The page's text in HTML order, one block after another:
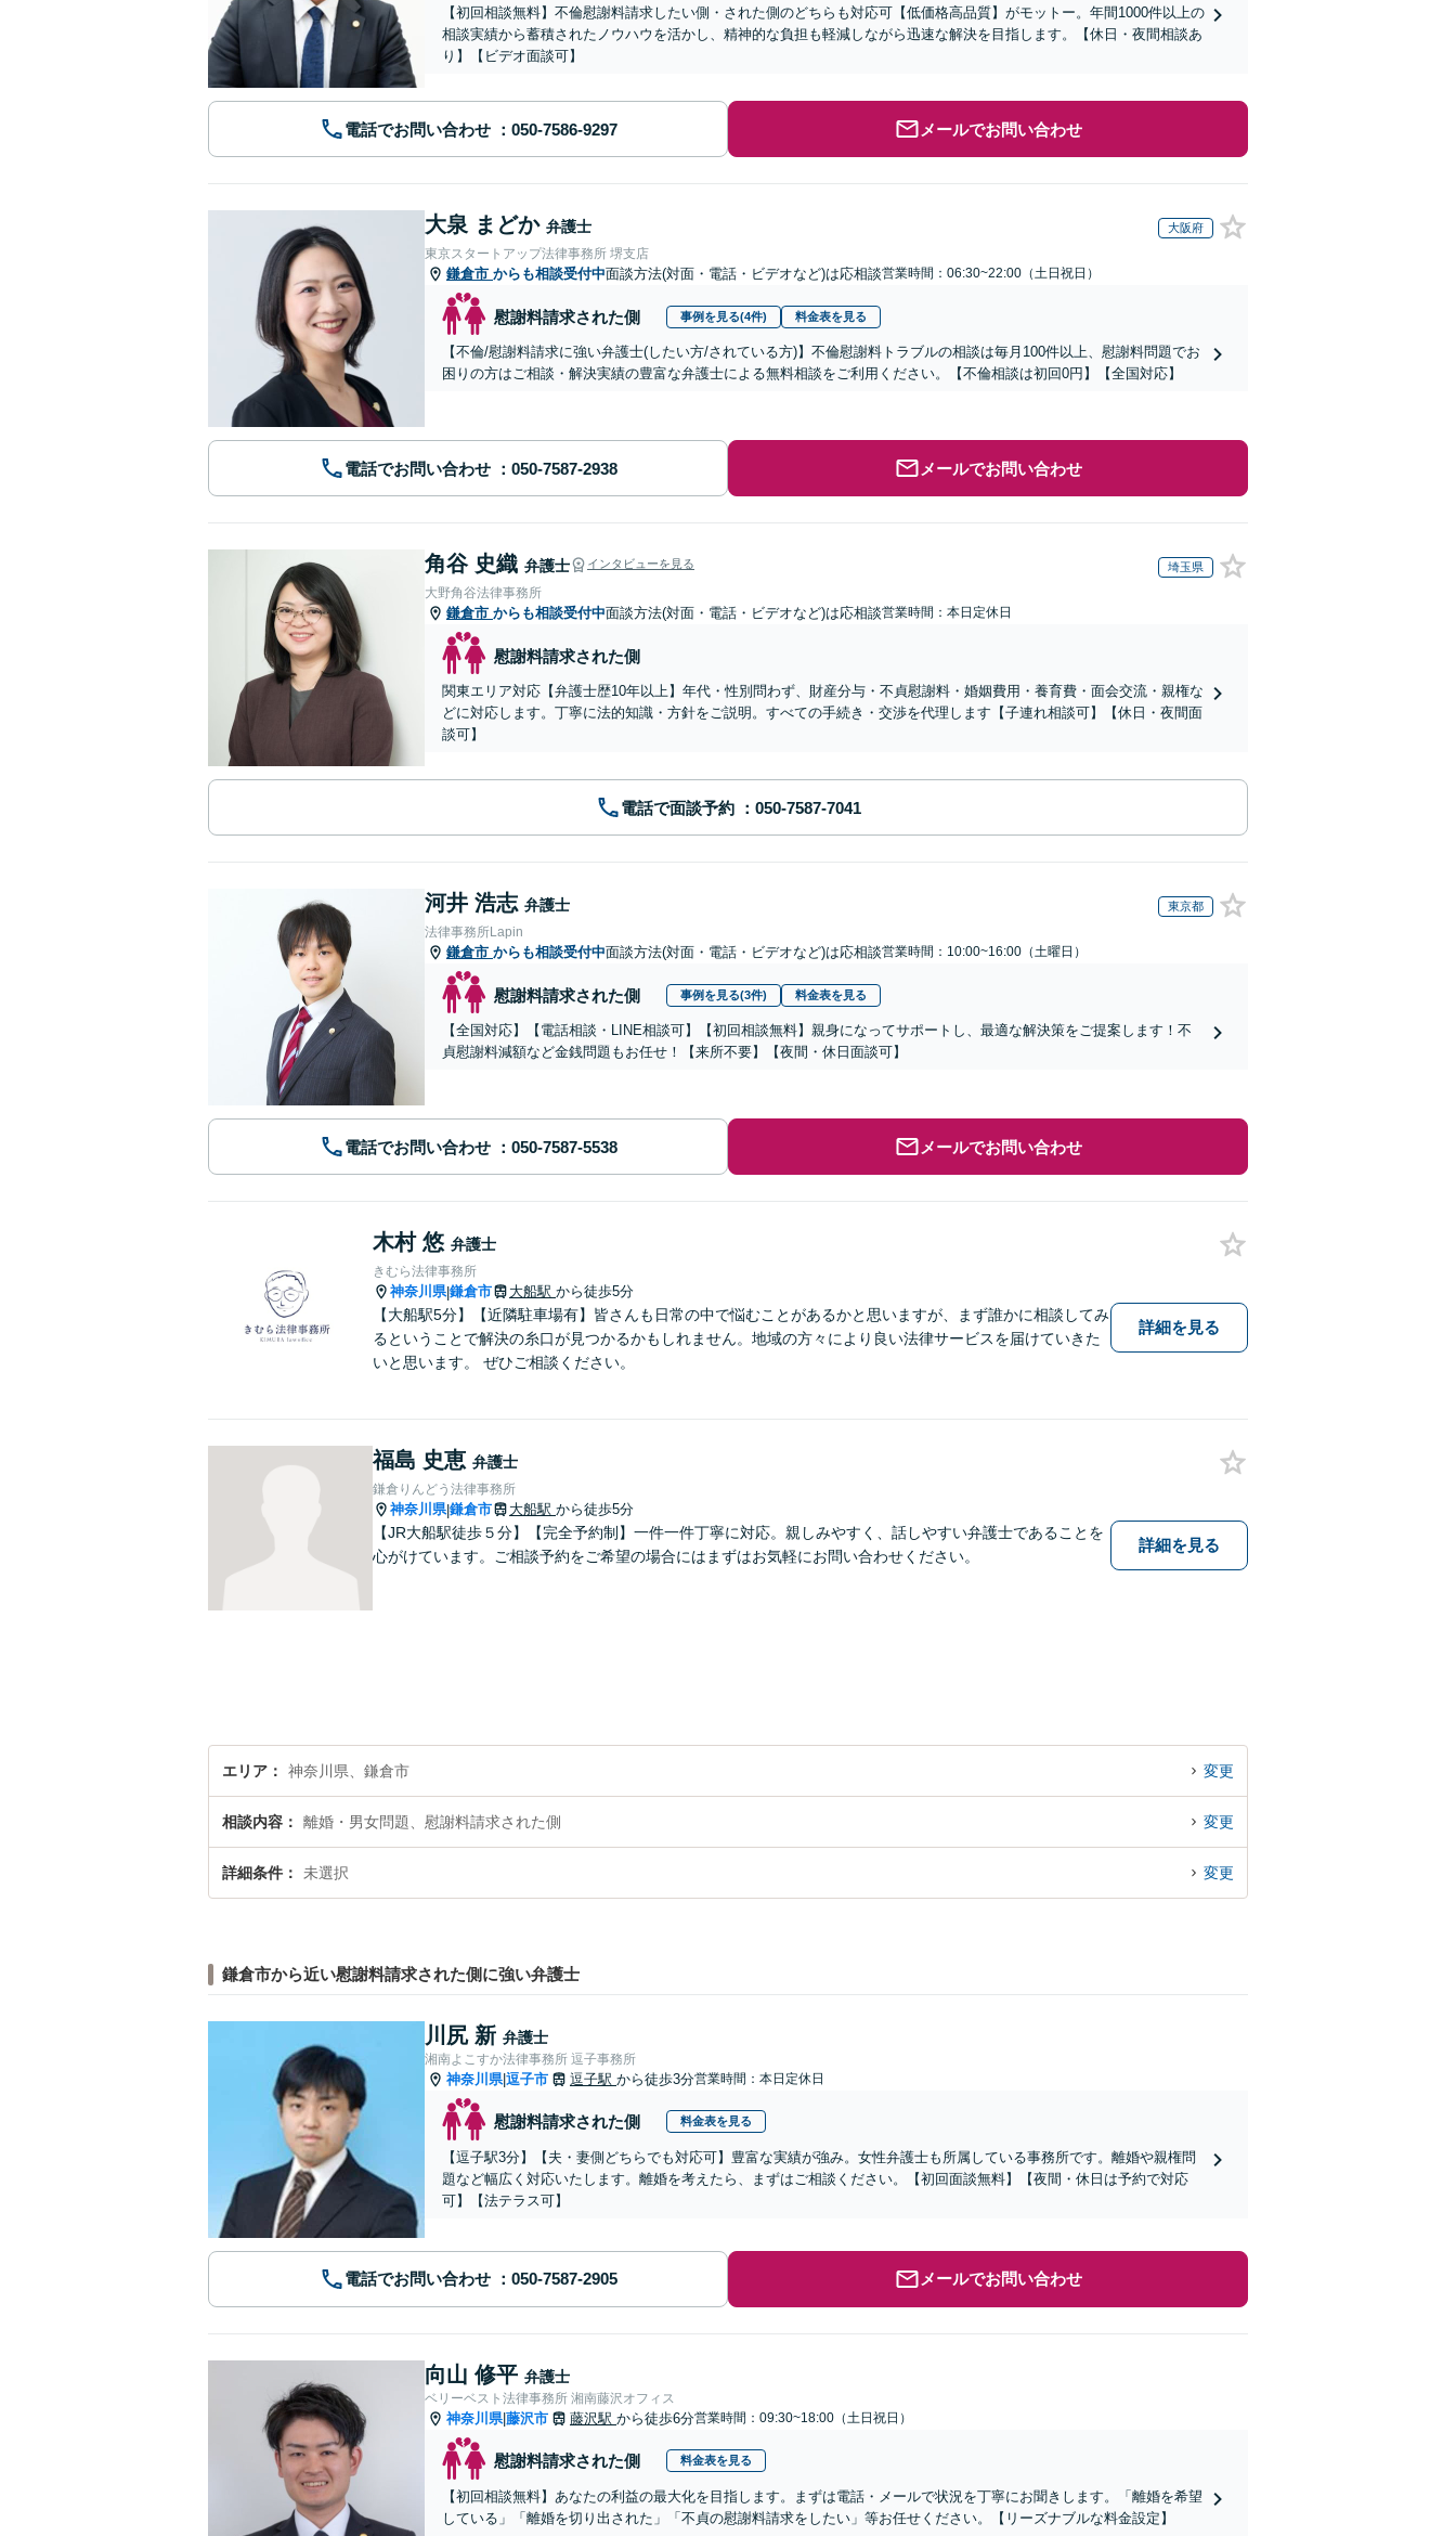
【初回相談無料】不倫慰謝料請求したい側・された側のどちらも対応可【低価格高品質】がモットー。年間1000件以上の
相談実績から蓄積されたノウハウを活かし、精神的な負担も軽減しながら迅速な解決を目指します。【休日・夜間相談あ
り】【ビデオ面談可】
電話でお問い合わせ メールでお問い合わせ
大泉 まどか 弁護士 大阪府
東京スタートアップ法律事務所 堺支店
鎌倉市 からも相談受付中面談方法(対面・電話・ビデオなど)は応相談営業時間：06:30~22:00（土日祝日）
慰謝料請求された側 事例を見る(4件) 料金表を見る
【不倫/慰謝料請求に強い弁護士(したい方/されている方)】不倫慰謝料トラブルの相談は毎月100件以上、慰謝料問題でお
困りの方はご相談・解決実績の豊富な弁護士による無料相談をご利用ください。【不倫相談は初回0円】【全国対応】
電話でお問い合わせ メールでお問い合わせ
角谷 史織 弁護士 インタビューを見る 埼玉県
大野角谷法律事務所
鎌倉市 からも相談受付中面談方法(対面・電話・ビデオなど)は応相談営業時間：本日定休日
慰謝料請求された側
関東エリア対応【弁護士歴10年以上】年代・性別問わず、財産分与・不貞慰謝料・婚姻費用・養育費・面会交流・親権な
どに対応します。丁寧に法的知識・方針をご説明。すべての手続き・交渉を代理します【子連れ相談可】【休日・夜間面
談可】
電話で面談予約
河井 浩志 弁護士 東京都
法律事務所Lapin
鎌倉市 からも相談受付中面談方法(対面・電話・ビデオなど)は応相談営業時間：10:00~16:00（土曜日）
慰謝料請求された側 事例を見る(3件) 料金表を見る
【全国対応】【電話相談・LINE相談可】【初回相談無料】親身になってサポートし、最適な解決策をご提案します！不
貞慰謝料減額など金銭問題もお任せ！【来所不要】【夜間・休日面談可】
電話でお問い合わせ メールでお問い合わせ
木村 悠 弁護士
きむら法律事務所
神奈川県|鎌倉市 大船駅 から徒歩5分
【大船駅5分】【近隣駐車場有】皆さんも日常の中で悩むことがあるかと思いますが、まず誰かに相談してみ
るということで解決の糸口が見つかるかもしれません。地域の方々により良い法律サービスを届けていきた
いと思います。 ぜひご相談ください。
詳細を見る
福島 史恵 弁護士
鎌倉りんどう法律事務所
神奈川県|鎌倉市 大船駅 から徒歩5分
【JR大船駅徒歩５分】【完全予約制】一件一件丁寧に対応。親しみやすく、話しやすい弁護士であることを
心がけています。ご相談予約をご希望の場合にはまずはお気軽にお問い合わせください。
詳細を見る
エリア 神奈川県、鎌倉市 変更
相談内容 離婚・男女問題、慰謝料請求された側 変更
詳細条件 未選択 変更
鎌倉市から近い慰謝料請求された側に強い弁護士
川尻 新 弁護士
湘南よこすか法律事務所 逗子事務所
神奈川県|逗子市 逗子駅 から徒歩3分営業時間：本日定休日
慰謝料請求された側 料金表を見る
【逗子駅3分】【夫・妻側どちらでも対応可】豊富な実績が強み。女性弁護士も所属している事務所です。離婚や親権問
題など幅広く対応いたします。離婚を考えたら、まずはご相談ください。【初回面談無料】【夜間・休日は予約で対応
可】【法テラス可】
電話でお問い合わせ メールでお問い合わせ
向山 修平 弁護士
ベリーベスト法律事務所 湘南藤沢オフィス
神奈川県|藤沢市 藤沢駅 から徒歩6分営業時間：09:30~18:00（土日祝日）
慰謝料請求された側 料金表を見る
【初回相談無料】あなたの利益の最大化を目指します。まずは電話・メールで状況を丁寧にお聞きします。「離婚を希望
している」「離婚を切り出された」「不貞の慰謝料請求をしたい」等お任せください。【リーズナブルな料金設定】